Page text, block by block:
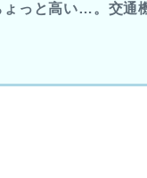
ょっと高い…。交通